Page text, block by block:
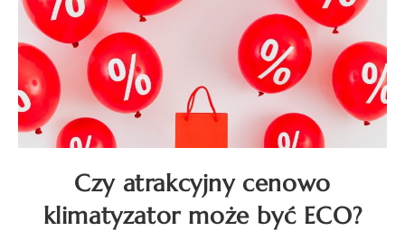
Czy atrakcyjny cenowo
klimatyzator może być ECO?